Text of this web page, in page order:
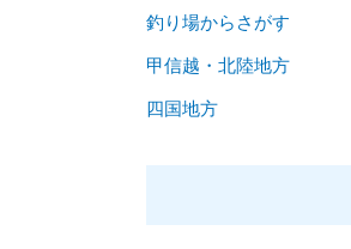
釣り場からさがす
甲信越・北陸地方
四国地方